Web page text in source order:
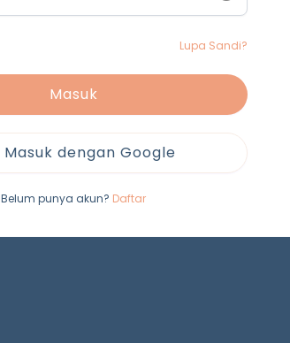
Lupa Sandi?
Masuk
Masuk dengan Google
Belum punya akun? Daftar